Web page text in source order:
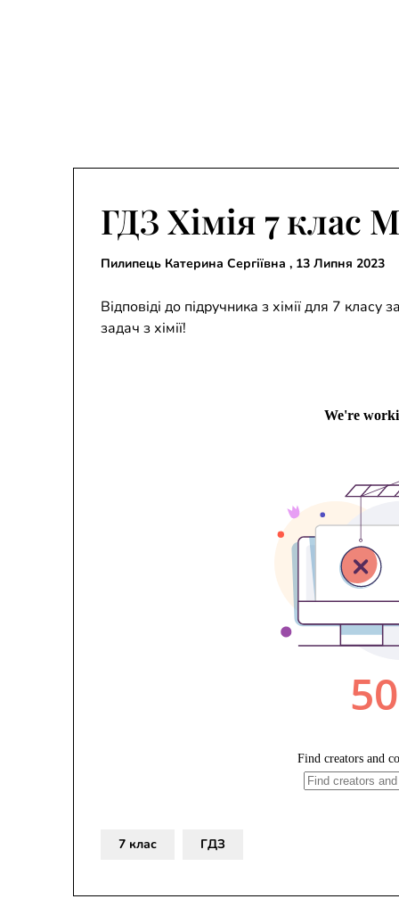
ГДЗ Хімія 7 клас
Пилипець Катерина Сергіївна , 13 Липня 2023
Відповіді до підручника з хімії для 7
задач з хімії!
7 клас ГДЗ